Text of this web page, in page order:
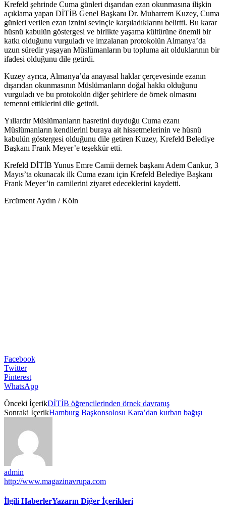
Krefeld şehrinde Cuma günleri dışarıdan ezan okunmasına ilişkin
açıklama yapan DİTİB Genel Başkanı Dr. Muharrem Kuzey, Cuma
günleri verilen ezan iznini sevinçle karşıladıklarını belirtti. Bu karar
hüsnü kabulün göstergesi ve birlikte yaşama kültürüne önemli bir
katkı olduğunu vurguladı ve imzalanan protokolün Almanya’da
uzun süredir yaşayan Müslümanların bu topluma ait olduklarının bir
ifadesi olduğunu dile getirdi.
Kuzey ayrıca, Almanya’da anayasal haklar çerçevesinde ezanın
dışarıdan okunmasının Müslümanların doğal hakkı olduğunu
vurguladı ve bu protokolün diğer şehirlere de örnek olmasını
temenni ettiklerini dile getirdi.
Yıllardır Müslümanların hasretini duyduğu Cuma ezanı
Müslümanların kendilerini buraya ait hissetmelerinin ve hüsnü
kabulün göstergesi olduğunu dile getiren Kuzey, Krefeld Belediye
Başkanı Frank Meyer’e teşekkür etti.
Krefeld DİTİB Yunus Emre Camii dernek başkanı Adem Cankur, 3
Mayıs’ta okunacak ilk Cuma ezanı için Krefeld Belediye Başkanı
Frank Meyer’in camilerini ziyaret edeceklerini kaydetti.
Ercüment Aydın / Köln
Facebook
Twitter
Pinterest
WhatsApp
Önceki İçerikDİTİB öğrencilerinden örnek davranış
Sonraki İçerikHamburg Başkonsolosu Kara’dan kurban bağışı
admin
http://www.magazinavrupa.com
İlgili HaberlerYazarın Diğer İçerikleri